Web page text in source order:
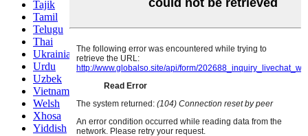
Tajik
Tamil
Telugu
Thai
Ukrainian
Urdu
Uzbek
Vietnamese
Welsh
Xhosa
Yiddish